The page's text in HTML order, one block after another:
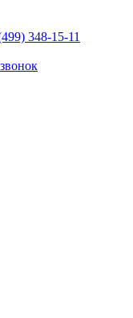
348-15-11